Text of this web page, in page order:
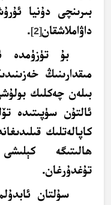
بىرىنچى دۇنيا
داۋاملاشقان[2]
.
بۇ تۈزۈمدە
مىقدارىنىڭ
بىلەن چەكلىك
ئالتۇن سۈپىتىدە
كاپالەتلىك
ھالىتىگە
تۇغدۇرغان.